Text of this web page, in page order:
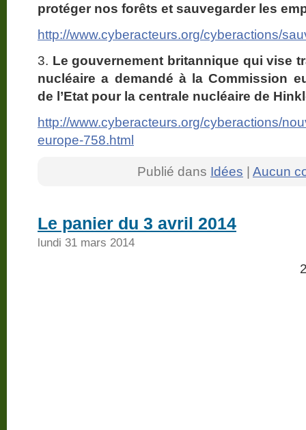
protéger nos forêts et sauvegarder les
http://www.cyberacteurs.org/cyberactions/
3. Le gouvernement britannique qui vise
nucléaire a demandé à la Commission
de l’Etat pour la centrale nucléaire de
http://www.cyberacteurs.org/cyberactions/
europe-758.html
Publié dans Idées | Aucun
Le panier du 3 avril 2014
lundi 31 mars 2014